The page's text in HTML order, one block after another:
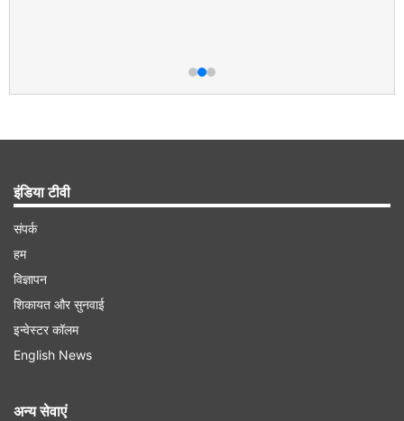
इंडिया टीवी
संपर्क
हम
विज्ञापन
शिकायत और सुनवाई
इन्वेस्टर कॉलम
English News
अन्य सेवाएं